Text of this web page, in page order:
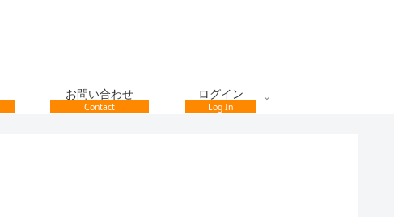
お問い合わせ
Contact
ログイン
Log In